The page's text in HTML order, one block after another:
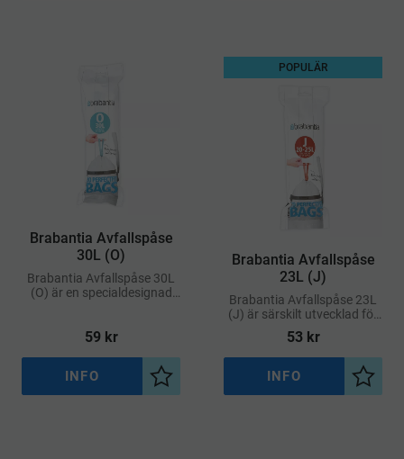
Brabantia Avfallspåse
30L (O)
Brabantia Avfallspåse 30L
(O) är en specialdesignad
litershinkar märkta med kod
59kr
Lägg till i önskelista
INFO
Brabantia Avfallspåse
23L (J)
Brabantia Avfallspåse 23L
(J) är särskilt utvecklad för
att passa perfekt i
Brabantia-hinkar med kod J
53kr
POPULÄR
Lägg
INFO